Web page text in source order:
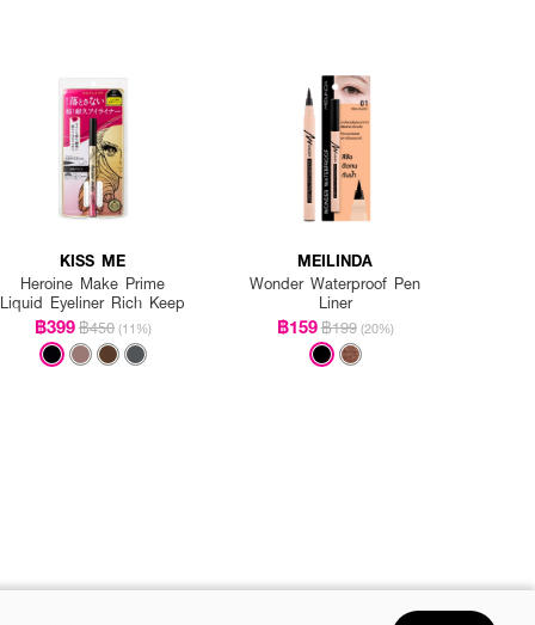
KISS ME
Heroine Make Prime
Liquid Eyeliner Rich Keep
฿399฿450 (11%)
MEILINDA
Wonder Waterproof Pen
Liner
฿159฿199 (20%)